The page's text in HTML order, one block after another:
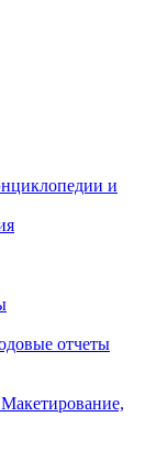
и
отчеты